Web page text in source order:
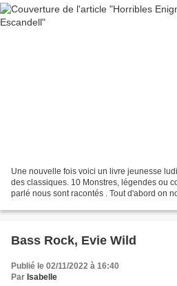
Une nouvelle fois voici un livre jeunesse
des classiques. 10 Monstres, légendes ou
parlé nous sont racontés . Tout d'abord on
Bass Rock, Evie Wild
Publié le 02/11/2022 à 16:40
Par Isabelle